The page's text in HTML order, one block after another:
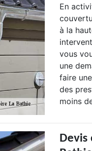
En
à la
vous
une
faire
des
moins
Devis